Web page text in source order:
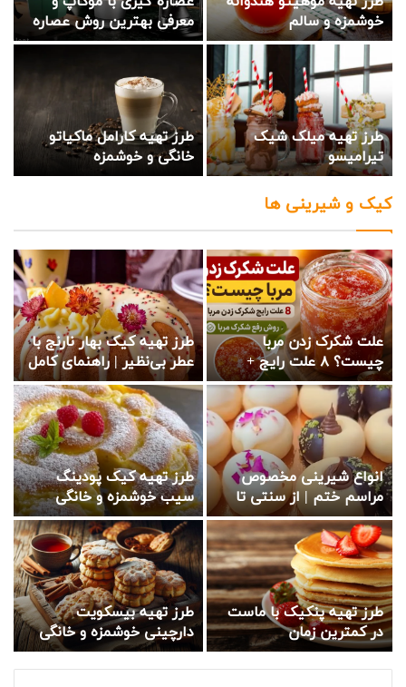
خوشمزه و سالم
معرفی بهترین روش عصاره
گیری قهوه با موکاپات
طرز تهیه میلک شیک
تیرامیسو
طرز تهیه کارامل ماکیاتو
خانگی و خوشمزه
کیک و شیرینی ها
علت شکرک زدن مربا
چیست؟ ۸ علت رایج +
روش رفع شکرک مربا
طرز تهیه کیک بهار نارنج با
عطر بی‌نظیر | راهنمای کامل
و سریع
انواع شیرینی مخصوص
مراسم ختم | از سنتی تا
مدرن
طرز تهیه کیک پودینگ
سیب خوشمزه و خانگی
طرز تهیه پنکیک با ماست
در کمترین زمان
طرز تهیه بیسکویت
دارچینی خوشمزه و خانگی